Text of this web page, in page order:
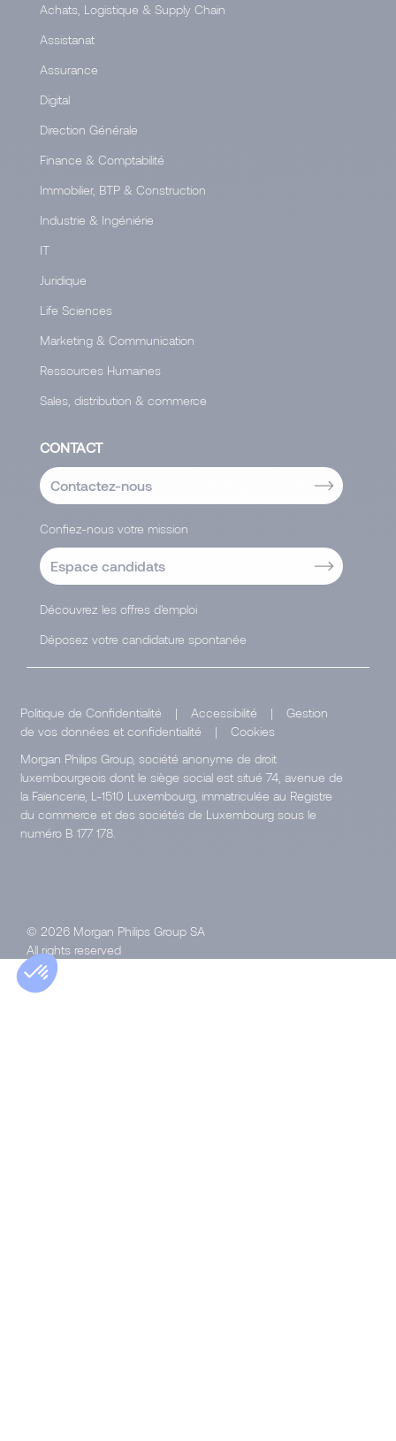
Achats, Logistique & Supply Chain
Assistanat
Assurance
Digital
Direction Générale
Finance & Comptabilité
Immobilier, BTP & Construction
Industrie & Ingéniérie
IT
Juridique
Life Sciences
Marketing & Communication
Ressources Humaines
Sales, distribution & commerce
CONTACT
Contactez-nous
Confiez-nous votre mission
Espace candidats
Découvrez les offres d'emploi
Déposez votre candidature spontanée
Politique de Confidentialité | Accessibilité |
Gestion
de vos données et confidentialité
|
Cookies
Morgan Philips Group, société anonyme de droit
luxembourgeois dont le siège social est situé 74, avenue de
la Faïencerie, L-1510 Luxembourg, immatriculée au Registre
du commerce et des sociétés de Luxembourg sous le
numéro B 177 178.
© 2026 Morgan Philips Group SA
All rights reserved